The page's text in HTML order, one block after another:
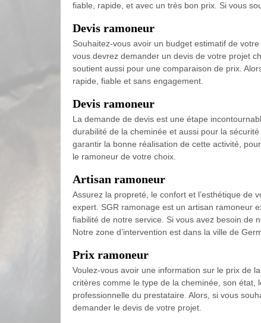
fiable, rapide, et avec un très bon prix. Si vous
Devis ramoneur
Souhaitez-vous avoir un budget estimatif de
vous devrez demander un devis de votre projet
soutient aussi pour une comparaison de prix.
rapide, fiable et sans engagement.
Devis ramoneur
La demande de devis est une étape
durabilité de la cheminée et aussi pour la
garantir la bonne réalisation de cette activité,
le ramoneur de votre choix.
Artisan ramoneur
Assurez la propreté, le confort et l’esthétique de
expert. SGR ramonage est un artisan ramoneur
fiabilité de notre service. Si vous avez besoin de
Notre zone d’intervention est dans la ville de
Prix ramoneur
Voulez-vous avoir une information sur le prix de
critères comme le type de la cheminée, son état,
professionnelle du prestataire. Alors, si vous
demander le devis de votre projet.